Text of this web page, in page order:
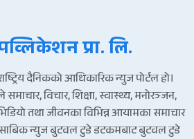
प्रा. लि.
दैनिकको आधिकारिक न्युज पोर्टल हो।
समाचार, विचार, शिक्षा, स्वास्थ्य, मनोरञ्जन,
तथा जीवनका विभिन्न आयामका समाचार
न्युज बुटवल टुडे डटकमबाट बुटवल टुडे